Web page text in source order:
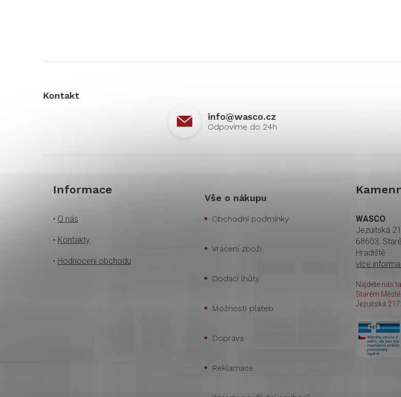
Kontakt
info@wasco.cz
Informace
• O nás
• Kontakty
• Hodnocení obchodu
Vše o nákupu
Obchodní podmínky
Vrácení zboží
Dodací lhůty
Možnosti plateb
Doprava
Reklamace
WASCO
Jezuitská
68603,
Hradiště
více
Najdete nás
Starém
Jezuitská